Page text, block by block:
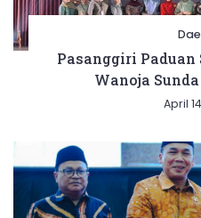
Pasanggiri Paduan
Wanoja
April